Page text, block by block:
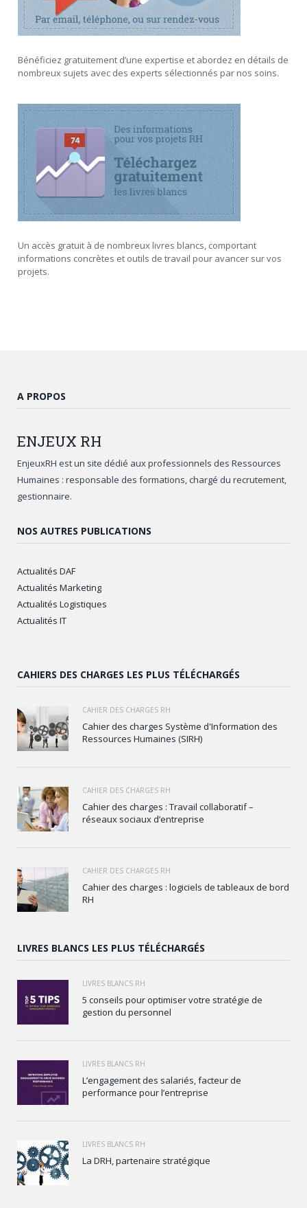
Bénéficiez gratuitement d’une expertise et abordez en détails de
nombreux sujets avec des experts sélectionnés par nos soins.
Un accès gratuit à de nombreux livres blancs, comportant
informations concrètes et outils de travail pour avancer sur vos
projets.
A PROPOS
ENJEUX RH
EnjeuxRH est un site dédié aux professionnels des Ressources
Humaines : responsable des formations, chargé du recrutement,
gestionnaire.
NOS AUTRES PUBLICATIONS
Actualités DAF
Actualités Marketing
Actualités Logistiques
Actualités IT
CAHIERS DES CHARGES LES PLUS TÉLÉCHARGÉS
CAHIER DES CHARGES RH
Cahier des charges Système d'Information des
Ressources Humaines (SIRH)
CAHIER DES CHARGES RH
Cahier des charges : Travail collaboratif –
réseaux sociaux d’entreprise
CAHIER DES CHARGES RH
Cahier des charges : logiciels de tableaux de bord
RH
LIVRES BLANCS LES PLUS TÉLÉCHARGÉS
LIVRES BLANCS RH
5 conseils pour optimiser votre stratégie de
gestion du personnel
LIVRES BLANCS RH
L’engagement des salariés, facteur de
performance pour l’entreprise
LIVRES BLANCS RH
La DRH, partenaire stratégique